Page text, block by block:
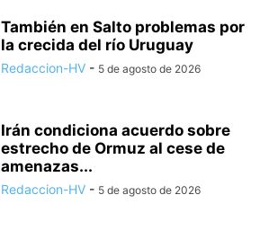
También en Salto problemas por
la crecida del río Uruguay
Redaccion-HV - 5 de agosto de 2026
Irán condiciona acuerdo sobre
estrecho de Ormuz al cese de
amenazas...
Redaccion-HV - 5 de agosto de 2026